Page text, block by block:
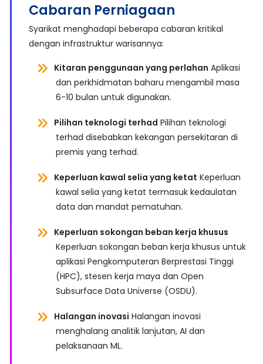
Cabaran Perniagaan
Syarikat menghadapi beberapa cabaran kritikal
dengan infrastruktur warisannya:
Kitaran penggunaan yang perlahan Aplikasi
dan perkhidmatan baharu mengambil masa
6-10 bulan untuk digunakan.
Pilihan teknologi terhad Pilihan teknologi
terhad disebabkan kekangan persekitaran di
premis yang terhad.
Keperluan kawal selia yang ketat Keperluan
kawal selia yang ketat termasuk kedaulatan
data dan mandat pematuhan.
Keperluan sokongan beban kerja khusus
Keperluan sokongan beban kerja khusus untuk
aplikasi Pengkomputeran Berprestasi Tinggi
(HPC), stesen kerja maya dan Open
Subsurface Data Universe (OSDU).
Halangan inovasi Halangan inovasi
menghalang analitik lanjutan, AI dan
pelaksanaan ML.